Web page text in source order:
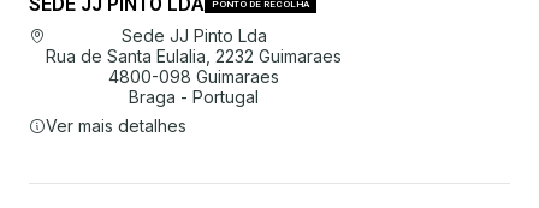
PONTO DE RECOLHA
Sede JJ Pinto Lda
Rua de Santa Eulalia, 2232 Guimaraes
4800-098 Guimaraes
Braga - Portugal
Ver mais detalhes